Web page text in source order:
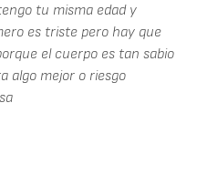
tu misma edad y
es triste pero hay que
el cuerpo es tan sabio
algo mejor o riesgo